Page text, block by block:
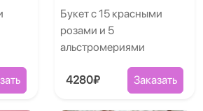
Букет с 15 красными
розами и 5
альстромериями
4280₽ Заказать